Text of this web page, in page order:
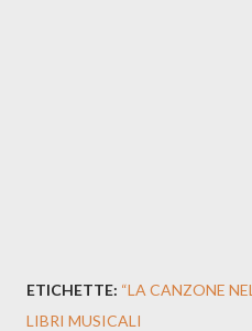
ETICHETTE: “LA CANZONE
LIBRI MUSICALI